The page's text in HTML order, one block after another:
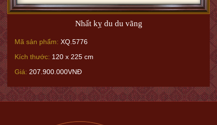
Nhất kỵ du du vãng
Mã sản phẩm: XQ.5776
Kích thước: 120 x 225 cm
Giá: 207.900.000VNĐ